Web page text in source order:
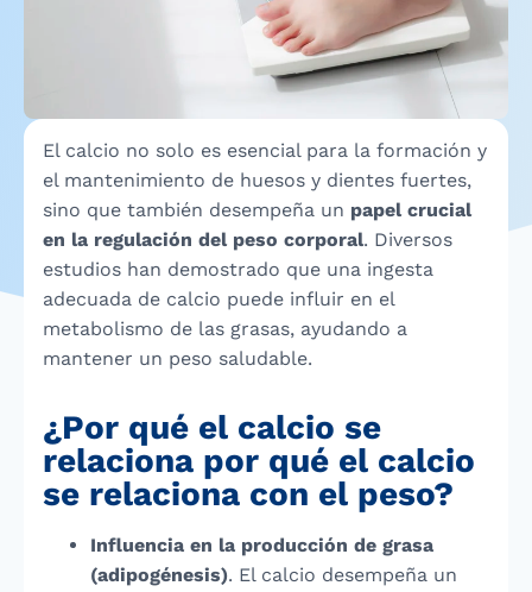
El calcio no solo es esencial para la formación y
el mantenimiento de huesos y dientes fuertes,
sino que también desempeña un papel crucial
en la regulación del peso corporal. Diversos
estudios han demostrado que una ingesta
adecuada de calcio puede influir en el
metabolismo de las grasas, ayudando a
mantener un peso saludable.
¿Por qué el calcio se
relaciona por qué el calcio
se relaciona con el peso?
Influencia en la producción de grasa
(adipogénesis). El calcio desempeña un